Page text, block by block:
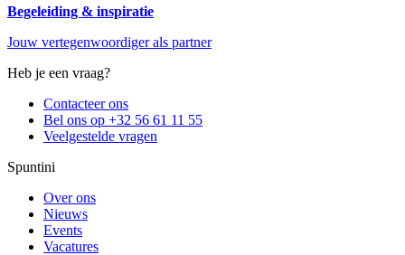
Begeleiding & inspiratie
Jouw vertegenwoordiger als partner
Heb je een vraag?
Contacteer ons
Bel ons op +32 56 61 11 55
Veelgestelde vragen
Spuntini
Over ons
Nieuws
Events
Vacatures